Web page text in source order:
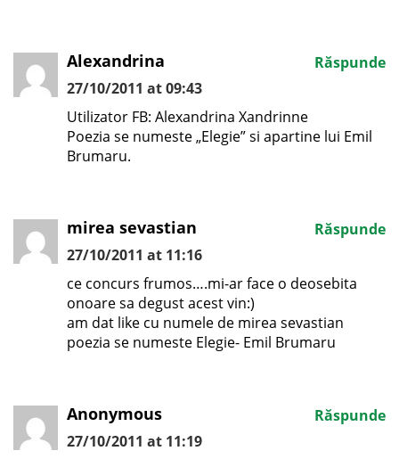
Alexandrina
27/10/2011 at 09:43
Utilizator FB: Alexandrina Xandrinne
Poezia se numeste „Elegie” si apartine lui Emil
Brumaru.
Răspunde
mirea sevastian
27/10/2011 at 11:16
ce concurs frumos….mi-ar face o deosebita
onoare sa degust acest vin:)
am dat like cu numele de mirea sevastian
poezia se numeste Elegie- Emil Brumaru
Răspunde
Anonymous
27/10/2011 at 11:19
Răspunde